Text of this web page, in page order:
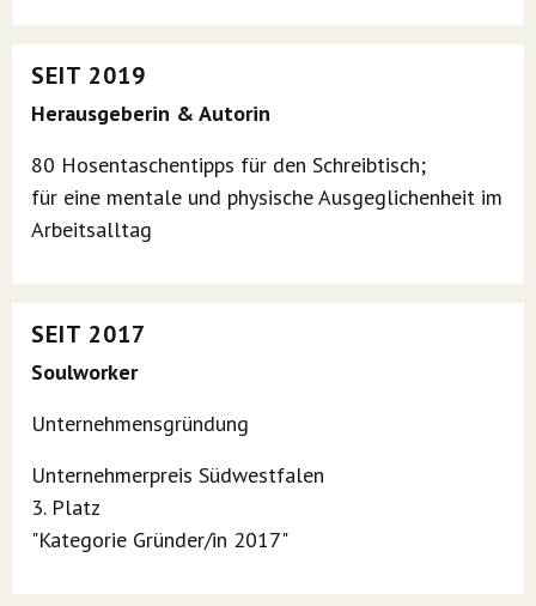
SEIT 2019
Herausgeberin & Autorin
80 Hosentaschentipps für den Schreibtisch;
für eine mentale und physische Ausgeglichenheit im
Arbeitsalltag
SEIT 2017
Soulworker
Unternehmensgründung
Unternehmerpreis Südwestfalen
3. Platz
"Kategorie Gründer/in 2017"